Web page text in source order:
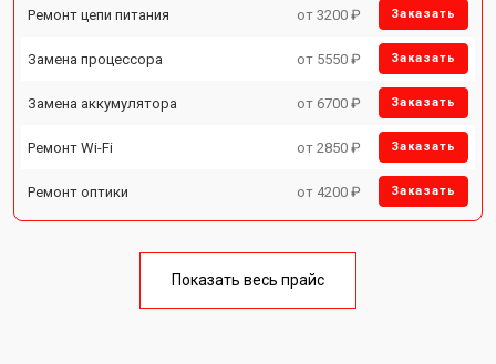
Ремонт цепи питания от 3200 ₽ Заказать
Замена процессора от 5550 ₽ Заказать
Замена аккумулятора от 6700 ₽ Заказать
Ремонт Wi-Fi от 2850 ₽ Заказать
Ремонт оптики от 4200 ₽ Заказать
Показать весь прайс